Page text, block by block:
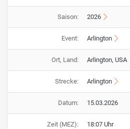
Saison: 2026
Event: Arlington
Ort, Land: Arlington, USA
Strecke: Arlington
Datum: 15.03.2026
Zeit (MEZ): 18:07 Uhr